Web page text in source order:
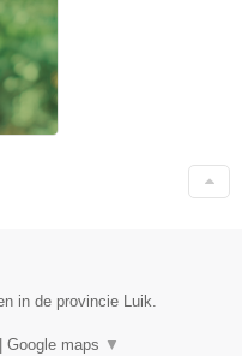
in de provincie Luik.
Google maps ▼